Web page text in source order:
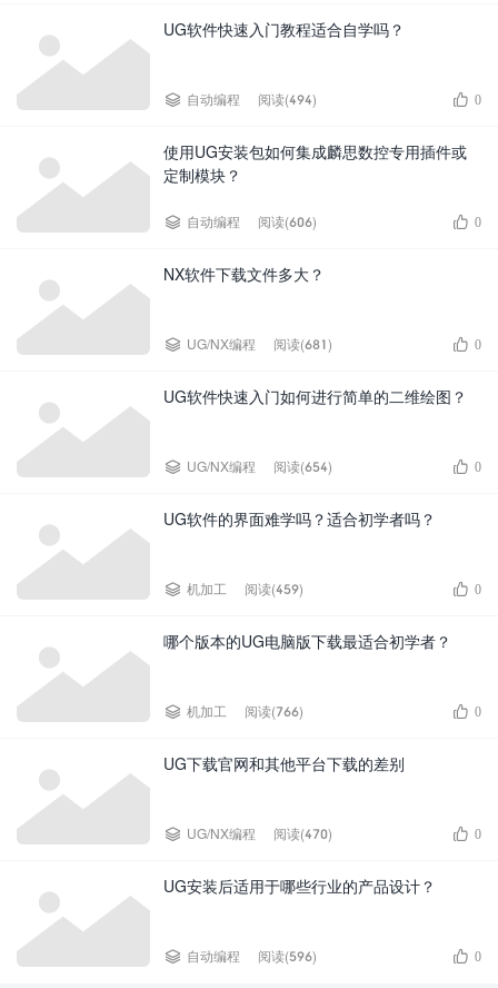
UG软件快速入门教程适合自学吗？
 自动编程 阅读(494)  0
使用UG安装包如何集成麟思数控专用插件或
定制模块？
 自动编程 阅读(606)  0
NX软件下载文件多大？
 UG/NX编程 阅读(681)  0
UG软件快速入门如何进行简单的二维绘图？
 UG/NX编程 阅读(654)  0
UG软件的界面难学吗？适合初学者吗？
 机加工 阅读(459)  0
哪个版本的UG电脑版下载最适合初学者？
 机加工 阅读(766)  0
UG下载官网和其他平台下载的差别
 UG/NX编程 阅读(470)  0
UG安装后适用于哪些行业的产品设计？
 自动编程 阅读(596)  0